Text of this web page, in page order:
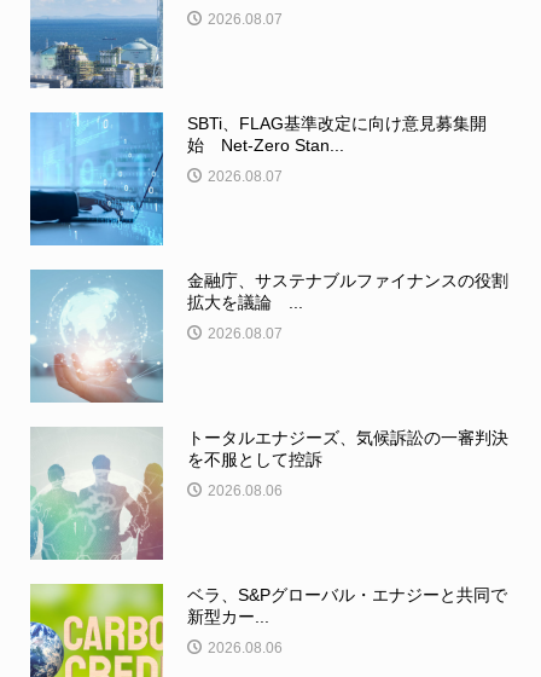
2026.08.07
SBTi、FLAG基準改定に向け意見募集開
始 Net-Zero Stan...
2026.08.07
金融庁、サステナブルファイナンスの役割
拡大を議論 ...
2026.08.07
トータルエナジーズ、気候訴訟の一審判決
を不服として控訴
2026.08.06
ベラ、S&Pグローバル・エナジーと共同で
新型カー...
2026.08.06